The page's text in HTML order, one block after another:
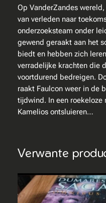
o
c
k
–
Z
i
e
n
d
e
n
a
Op VanderZandes
van verleden naar
onderzoeksteam onder
gewend geraakt aan het
biedt en hebben zich
verradelijke krachten die
voortdurend bedreigen.
raakt Faulcon weer in de
tijdwind. In een
Kamelios ontsluieren…
Verwante